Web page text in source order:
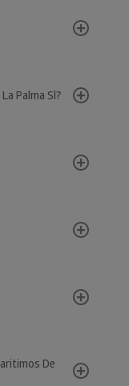
Palma Sl?
De